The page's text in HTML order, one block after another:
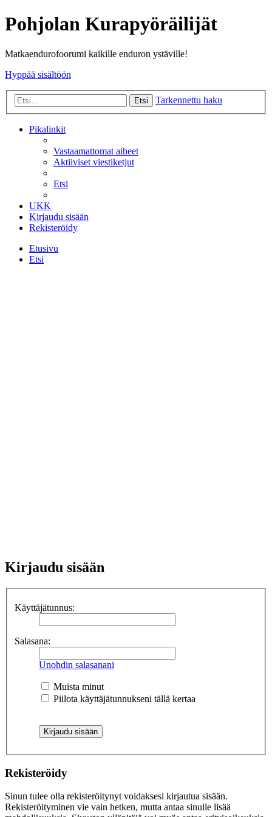
Pohjolan Kurapyöräilijät
Matkaendurofoorumi kaikille enduron ystäville!
Hyppää sisältöön
Etsi Tarkennettu haku
Pikalinkit
Vastaamattomat aiheet
Aktiiviset viestiketjut
Etsi
UKK
Kirjaudu sisään
Rekisteröidy
Etusivu
Etsi
Kirjaudu sisään
Käyttäjätunnus:
Salasana:
Unohdin salasanani
Muista minut
Piilota käyttäjätunnukseni tällä kertaa
Rekisteröidy
Sinun tulee olla rekisteröitynyt voidaksesi kirjautua sisään.
Rekisteröityminen vie vain hetken, mutta antaa sinulle lisää